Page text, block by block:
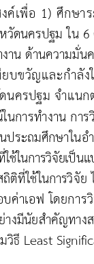
ค์เพื่อ 1) ศึกษา
หวัดนครปฐม ใ
าน ด้านความมั่น
ขวัญและก าลั
นครปฐม จ าแ
การท างาน การ
ประถมศึกษาใน
ใช้ในการวิจัยเ
ถิติที่ใช้ในการวิจัย
ค่าเอฟ โดยการ
มีนัยส าคัญทาง
วิธี Least